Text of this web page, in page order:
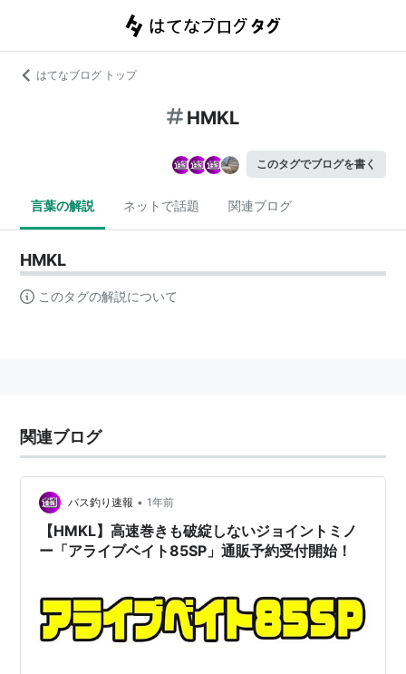
はてなブログ トップ
HMKL
このタグでブログを書く
言葉の解説 ネットで話題 関連ブログ
HMKL
このタグの解説について
関連ブログ
バス釣り速報 • 1年前
【HMKL】高速巻きも破綻しないジョイントミノ
ー「アライブベイト85SP」通販予約受付開始！